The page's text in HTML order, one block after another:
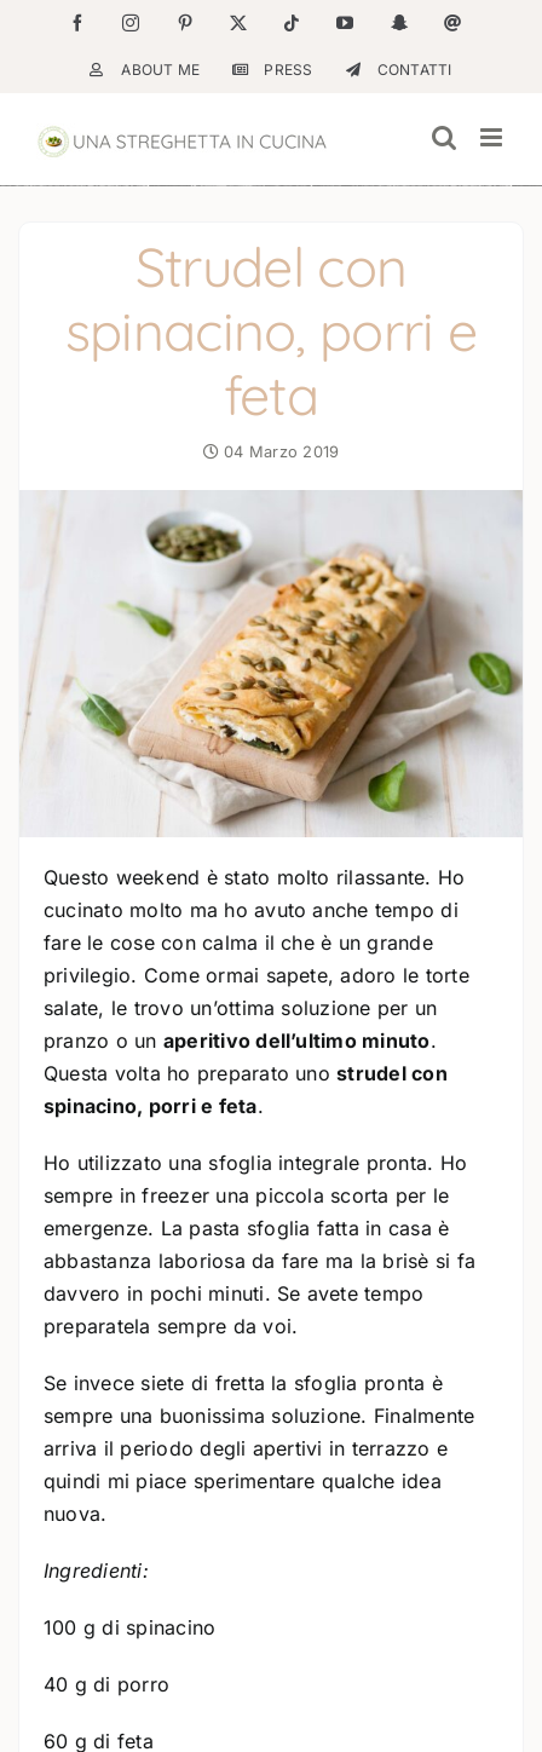
contenuto
FacebookInstagramPinterest Tiktok YouTubeSnapchatEmail
ABOUT ME PRESS CONTATTI
Strudel con
spinacino, porri e
feta
04 Marzo 2019
Questo weekend è stato molto rilassante. Ho
cucinato molto ma ho avuto anche tempo di
fare le cose con calma il che è un grande
privilegio. Come ormai sapete, adoro le torte
salate, le trovo un’ottima soluzione per un
pranzo o un aperitivo dell’ultimo minuto.
Questa volta ho preparato unostrudel con
spinacino, porri e feta.
Ho utilizzato una sfoglia integrale pronta. Ho
sempre in freezer una piccola scorta per le
emergenze. La pasta sfoglia fatta in casa è
abbastanza laboriosa da fare ma la brisè si fa
davvero in pochi minuti. Se avete tempo
preparatela sempre da voi.
Se invece siete di fretta la sfoglia pronta è
sempre una buonissima soluzione. Finalmente
arriva il periodo degli apertivi in terrazzo e
quindi mi piace sperimentare qualche idea
nuova.
Ingredienti:
100 g di spinacino
40 g di porro
60 g di feta